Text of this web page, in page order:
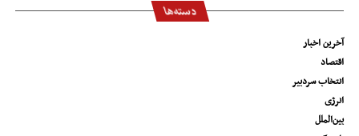
دسته‌ها
آخرین اخبار
اقتصاد
انتخاب سردبیر
انرژی
بین‌الملل